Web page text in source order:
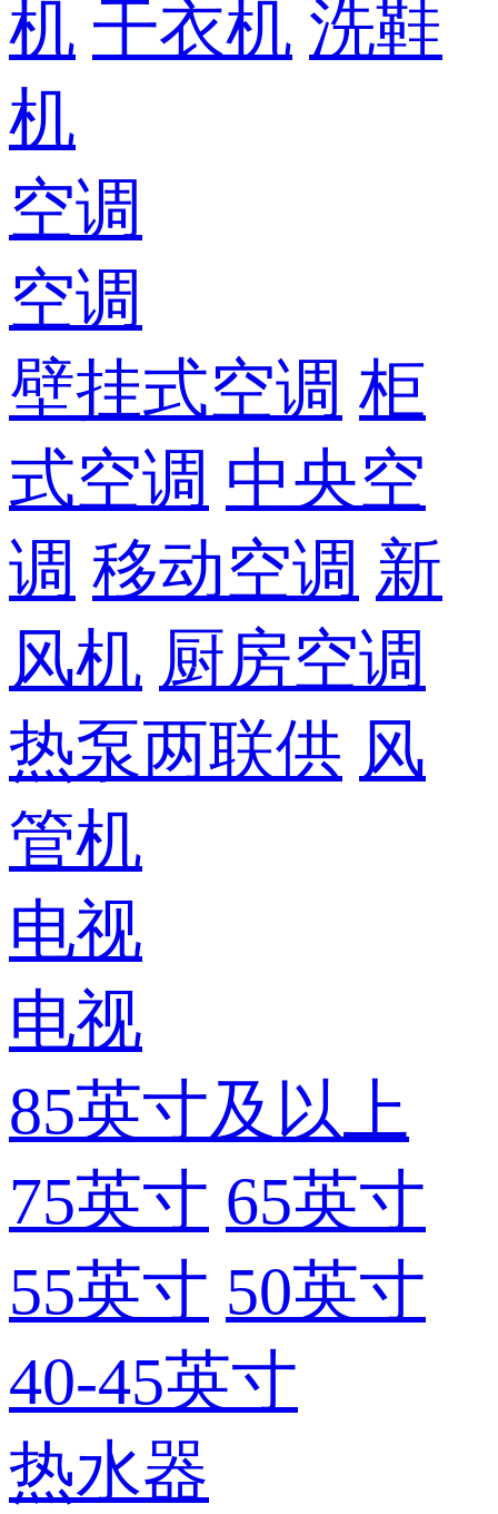
机 干衣机 洗鞋
机
空调
空调
壁挂式空调 柜
式空调 中央空
调 移动空调 新
风机 厨房空调
热泵两联供 风
管机
电视
电视
85英寸及以上
75英寸 65英寸
55英寸 50英寸
40-45英寸
热水器